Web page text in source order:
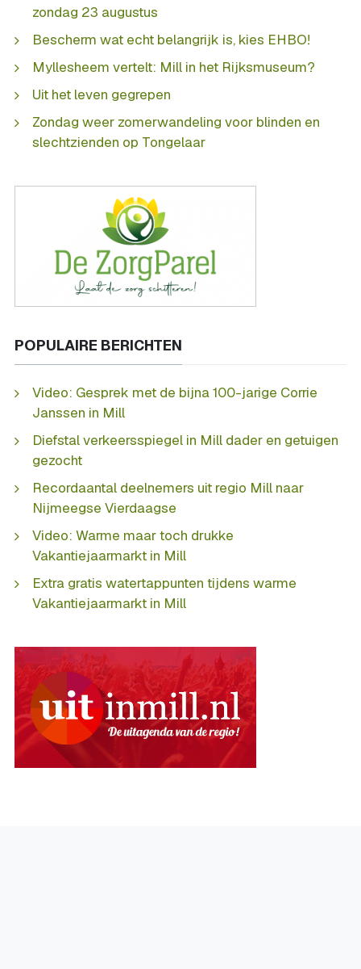
zondag 23 augustus
Bescherm wat echt belangrijk is, kies EHBO!
Myllesheem vertelt: Mill in het Rijksmuseum?
Uit het leven gegrepen
Zondag weer zomerwandeling voor blinden en
slechtzienden op Tongelaar
POPULAIRE BERICHTEN
Video: Gesprek met de bijna 100-jarige Corrie
Janssen in Mill
Diefstal verkeersspiegel in Mill dader en getuigen
gezocht
Recordaantal deelnemers uit regio Mill naar
Nijmeegse Vierdaagse
Video: Warme maar toch drukke
Vakantiejaarmarkt in Mill
Extra gratis watertappunten tijdens warme
Vakantiejaarmarkt in Mill